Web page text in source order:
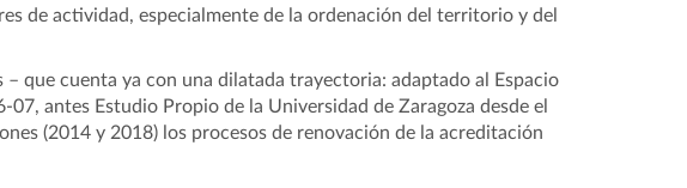
de actividad, especialmente de la ordenación del territorio y del
que cuenta ya con una dilatada trayectoria: adaptado al Espacio
antes Estudio Propio de la Universidad de Zaragoza desde el
(2014 y 2018) los procesos de renovación de la acreditación